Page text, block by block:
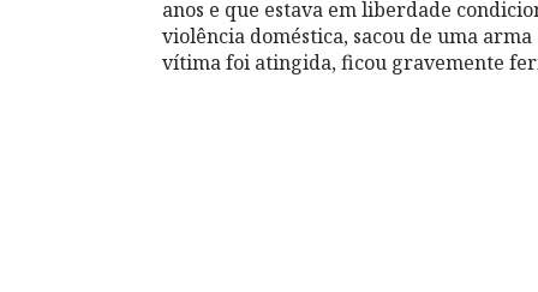
anos e que estava em liberdade
violência doméstica, sacou de uma
vítima foi atingida, ficou gravemente